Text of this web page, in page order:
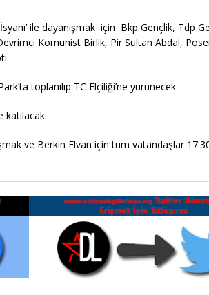
ile dayanışmak için Bkp Gençlik, Tdp
Komünist Birlik, Pir Sultan Abdal,
toplanılıp TC Elçiliği’ne yürünecek.
katılacak.
ve Berkin Elvan için tüm vatandaşlar